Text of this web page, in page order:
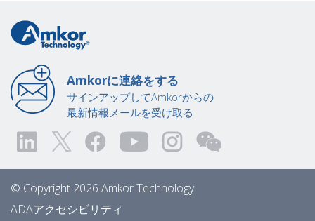
Amkorに連絡をする
サインアップしてAmkorからの
最新情報メールを受け取る
© Copyright 2026 Amkor Technology
ADAアクセシビリティ